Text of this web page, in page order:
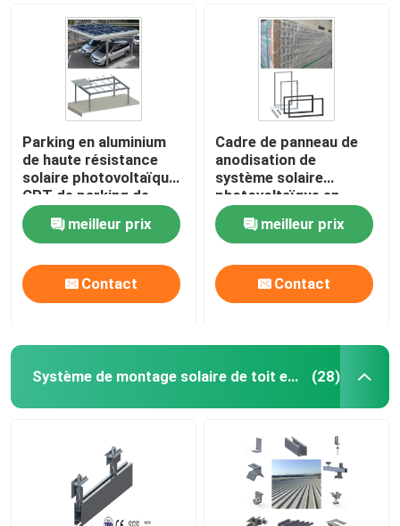
Parking en aluminium
de haute résistance
solaire photovoltaïque
CPT de parking de
systèmes de support
de picovoltemeilleur prix
Contact
Cadre de panneau de
anodisation de
système solaire
photovoltaïque en
aluminium d'étirage
PFA
meilleur prix
Contact
Système de montage solaire de toit en métal (28)